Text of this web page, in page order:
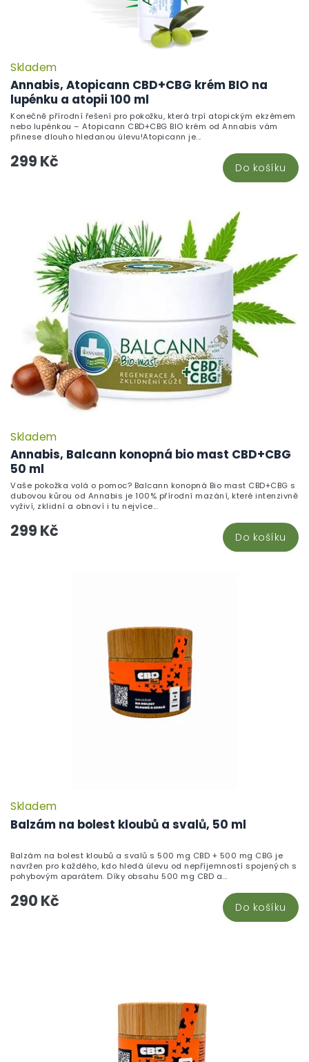
Annabis, Atopicann CBD+CBG krém BIO na
lupénku a atopii 100 ml
Skladem
299 Kč Do košíku
Konečně přírodní řešení pro pokožku, která trpí atopickým ekzémem
nebo lupénkou – Atopicann CBD+CBG BIO krém od Annabis vám
přinese dlouho hledanou úlevu!Atopicann je...
Annabis, Balcann konopná bio mast CBD+CBG
50 ml
Skladem
299 Kč Do košíku
Vaše pokožka volá o pomoc? Balcann konopná Bio mast CBD+CBG s
dubovou kůrou od Annabis je 100% přírodní mazání, které intenzivně
vyživí, zklidní a obnoví i tu nejvíce...
Balzám na bolest kloubů a svalů, 50 ml
Skladem
290 Kč Do košíku
Balzám na bolest kloubů a svalů s 500 mg CBD + 500 mg CBG je
navržen pro každého, kdo hledá úlevu od nepříjemností spojených s
pohybovým aparátem. Díky obsahu 500 mg CBD a...